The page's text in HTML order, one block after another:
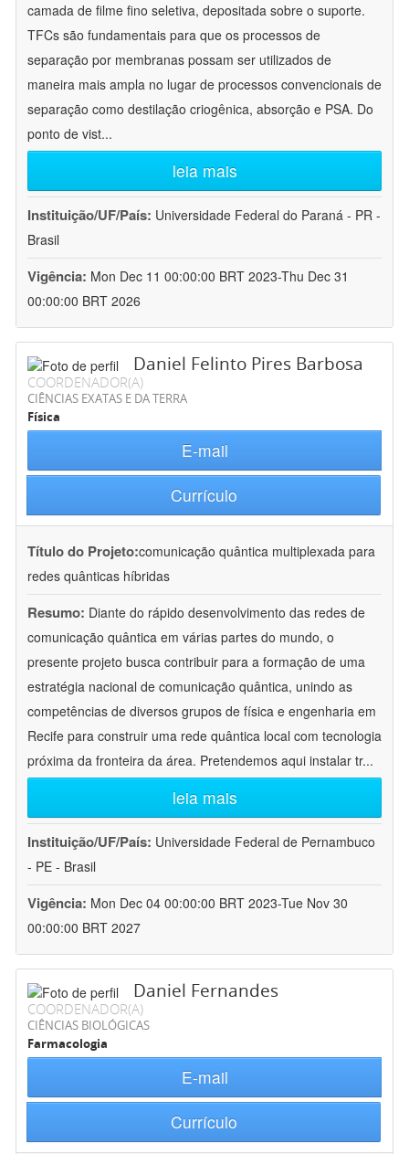
camada de filme fino seletiva, depositada sobre o suporte.
TFCs são fundamentais para que os processos de
separação por membranas possam ser utilizados de
maneira mais ampla no lugar de processos convencionais de
separação como destilação criogênica, absorção e PSA. Do
ponto de vist...
leia mais
Instituição/UF/País: Universidade Federal do Paraná - PR -
Brasil
Vigência: Mon Dec 11 00:00:00 BRT 2023-Thu Dec 31
00:00:00 BRT 2026
Daniel Felinto Pires Barbosa
COORDENADOR(A)
CIÊNCIAS EXATAS E DA TERRA
Física
E-mail
Currículo
Título do Projeto:comunicação quântica multiplexada para
redes quânticas híbridas
Resumo: Diante do rápido desenvolvimento das redes de
comunicação quântica em várias partes do mundo, o
presente projeto busca contribuir para a formação de uma
estratégia nacional de comunicação quântica, unindo as
competências de diversos grupos de física e engenharia em
Recife para construir uma rede quântica local com tecnologia
próxima da fronteira da área. Pretendemos aqui instalar tr...
leia mais
Instituição/UF/País: Universidade Federal de Pernambuco
- PE - Brasil
Vigência: Mon Dec 04 00:00:00 BRT 2023-Tue Nov 30
00:00:00 BRT 2027
Daniel Fernandes
COORDENADOR(A)
CIÊNCIAS BIOLÓGICAS
Farmacologia
E-mail
Currículo